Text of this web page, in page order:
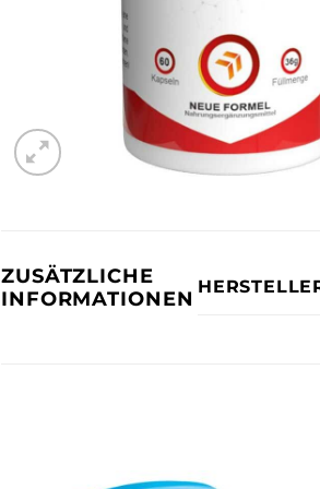
ZUSÄTZLICHE
INFORMATIONEN